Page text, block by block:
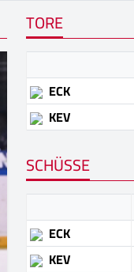
TORE
ECK
KEV
SCHÜSSE
ECK
KEV